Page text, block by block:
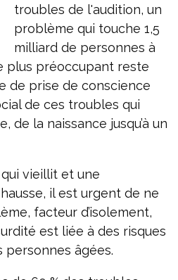
troubles de l'audition, un
problème qui touche 1,5
milliard de personnes à
plus préoccupant reste
de prise de conscience
de ces troubles qui
de la naissance jusqu’à un
vieillit et une
il est urgent de ne
facteur d’isolement,
est liée à des risques
personnes âgées.